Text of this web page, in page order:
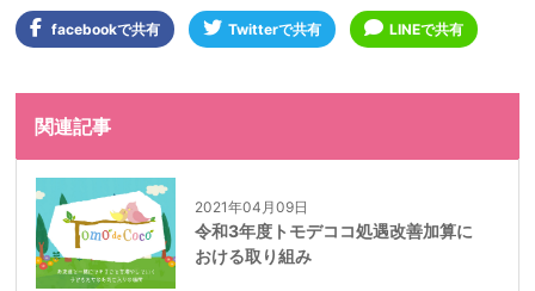
facebookで共有 Twitterで共有 LINEで共有
関連記事
2021年04月09日
令和3年度トモデココ処遇改善加算に
おける取り組み